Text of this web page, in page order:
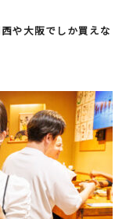
や大阪でしか買えな